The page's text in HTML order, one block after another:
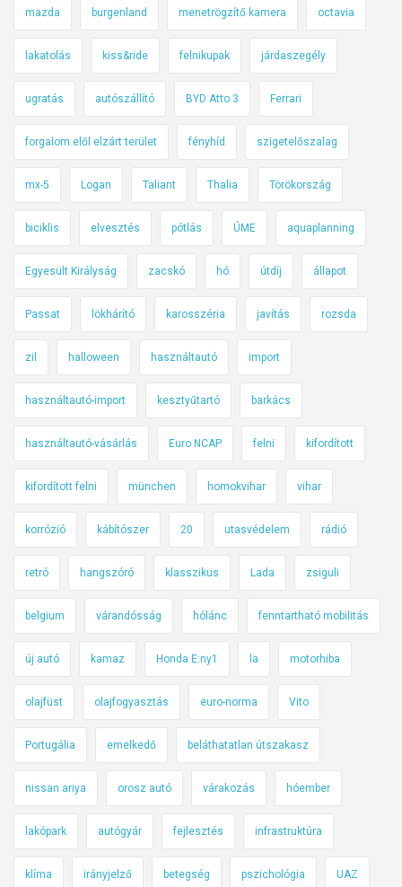
mazda burgenland menetrögzítő kamera octavia
lakatolás kiss&ride felnikupak járdaszegély
ugratás autószállító BYD Atto 3 Ferrari
forgalom elől elzárt terület fényhíd szigetelőszalag
mx-5 Logan Taliant Thalia Törökország
biciklis elvesztés pótlás ÚME aquaplanning
Egyesült Királyság zacskó hó útdíj állapot
Passat lökhárító karosszéria javítás rozsda
zil halloween használtautó import
használtautó-import kesztyűtartó barkács
használtautó-vásárlás Euro NCAP felni kifordított
kifordított felni münchen homokvihar vihar
korrózió kábítószer 20 utasvédelem rádió
retró hangszóró klasszikus Lada zsiguli
belgium várandósság hólánc fenntartható mobilitás
új autó kamaz Honda E:ny1 la motorhiba
olajfüst olajfogyasztás euro-norma Vito
Portugália emelkedő beláthatatlan útszakasz
nissan ariya orosz autó várakozás hóember
lakópark autógyár fejlesztés infrastruktúra
klíma irányjelző betegség pszichológia UAZ